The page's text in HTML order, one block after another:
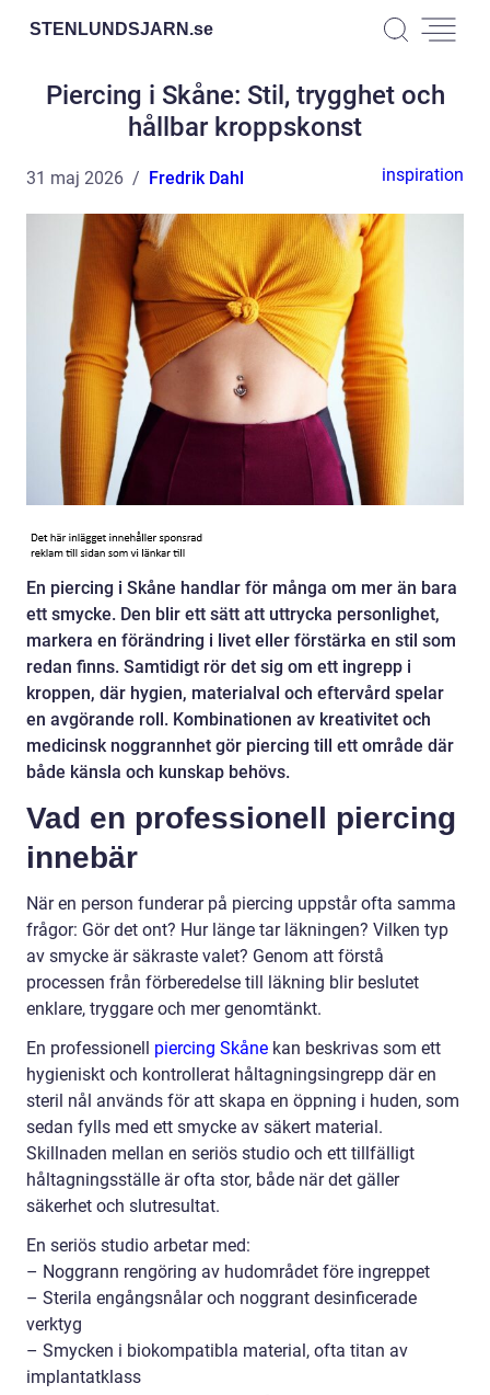
STENLUNDSJARN.se
Piercing i Skåne: Stil, trygghet och
hållbar kroppskonst
31 maj 2026 Fredrik Dahl inspiration
En piercing i Skåne handlar för många om mer än bara
ett smycke. Den blir ett sätt att uttrycka personlighet,
markera en förändring i livet eller förstärka en stil som
redan finns. Samtidigt rör det sig om ett ingrepp i
kroppen, där hygien, materialval och eftervård spelar
en avgörande roll. Kombinationen av kreativitet och
medicinsk noggrannhet gör piercing till ett område där
både känsla och kunskap behövs.
Vad en professionell piercing
innebär
När en person funderar på piercing uppstår ofta samma
frågor: Gör det ont? Hur länge tar läkningen? Vilken typ
av smycke är säkraste valet? Genom att förstå
processen från förberedelse till läkning blir beslutet
enklare, tryggare och mer genomtänkt.
En professionell piercing Skåne kan beskrivas som ett
hygieniskt och kontrollerat håltagningsingrepp där en
steril nål används för att skapa en öppning i huden, som
sedan fylls med ett smycke av säkert material.
Skillnaden mellan en seriös studio och ett tillfälligt
håltagningsställe är ofta stor, både när det gäller
säkerhet och slutresultat.
En seriös studio arbetar med:
– Noggrann rengöring av hudområdet före ingreppet
– Sterila engångsnålar och noggrant desinficerade
verktyg
– Smycken i biokompatibla material, ofta titan av
implantatklass